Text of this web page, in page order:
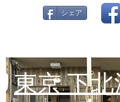
シェア
東京 下